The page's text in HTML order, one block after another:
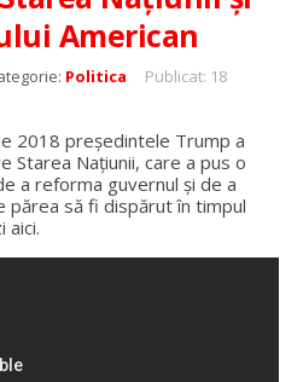
American
Politica
Publicat: 18
2018 preşedintele Trump a
Starea Naţiunii, care a pus o
a reforma guvernul și de a
părea să fi dispărut în timpul
aici.